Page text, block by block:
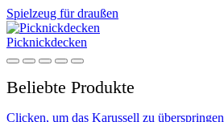
Spielzeug für draußen
Picknickdecken
Beliebte Produkte
Clicken, um das Karussell zu überspringen